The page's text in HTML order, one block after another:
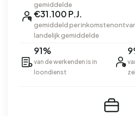
gemiddelde
€31.100 P.J.
gemiddeld per
landelijk gemiddelde
91%
van de werkenden is in
loondienst